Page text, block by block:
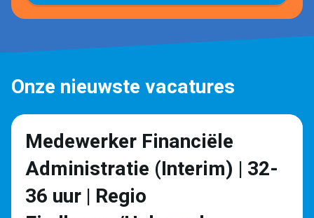
Onze nieuwste vacatures
Medewerker Financiële
Administratie (Interim) | 32-
36 uur | Regio